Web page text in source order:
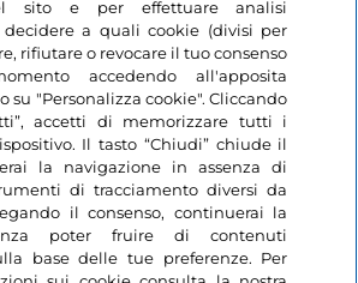
sito e per effettuare analisi
a quali cookie (divisi per
rifiutare o revocare il tuo consenso
accedendo all'apposita
su "Personalizza cookie". Cliccando
accetti di memorizzare tutti i
Il tasto “Chiudi” chiude il
la navigazione in assenza di
di tracciamento diversi da
il consenso, continuerai la
poter fruire di contenuti
base delle tue preferenze. Per